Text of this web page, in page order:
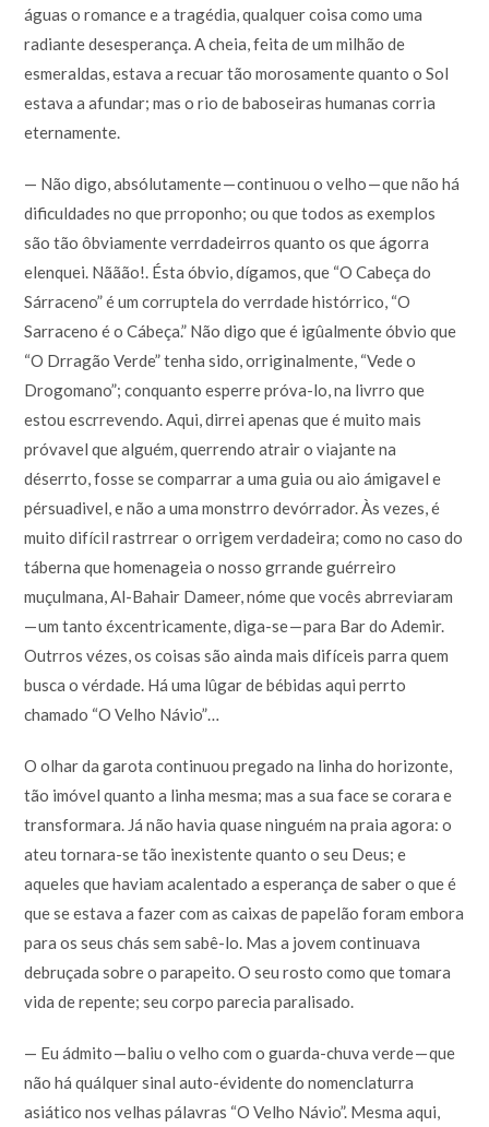
águas o romance e a tragédia, qualquer coisa como uma
radiante desesperança. A cheia, feita de um milhão de
esmeraldas, estava a recuar tão morosamente quanto o Sol
estava a afundar; mas o rio de baboseiras humanas corria
eternamente.
— Não digo, absólutamente — continuou o velho — que não há
dificuldades no que prroponho; ou que todos as exemplos
são tão ôbviamente verrdadeirros quanto os que ágorra
elenquei. Nããão!. Ésta óbvio, dígamos, que “O Cabeça do
Sárraceno” é um corruptela do verrdade histórrico, “O
Sarraceno é o Cábeça.” Não digo que é igûalmente óbvio que
“O Drragão Verde” tenha sido, orriginalmente, “Vede o
Drogomano”; conquanto esperre próva-lo, na livrro que
estou escrrevendo. Aqui, dirrei apenas que é muito mais
próvavel que alguém, querrendo atrair o viajante na
déserrto, fosse se comparrar a uma guia ou aio ámigavel e
pérsuadivel, e não a uma monstrro devórrador. Às vezes, é
muito difícil rastrrear o orrigem verdadeira; como no caso do
táberna que homenageia o nosso grrande guérreiro
muçulmana, Al-Bahair Dameer, nóme que vocês abrreviaram
— um tanto éxcentricamente, diga-se — para Bar do Ademir.
Outrros vézes, os coisas são ainda mais difíceis parra quem
busca o vérdade. Há uma lûgar de bébidas aqui perrto
chamado “O Velho Návio”…
O olhar da garota continuou pregado na linha do horizonte,
tão imóvel quanto a linha mesma; mas a sua face se corara e
transformara. Já não havia quase ninguém na praia agora: o
ateu tornara-se tão inexistente quanto o seu Deus; e
aqueles que haviam acalentado a esperança de saber o que é
que se estava a fazer com as caixas de papelão foram embora
para os seus chás sem sabê-lo. Mas a jovem continuava
debruçada sobre o parapeito. O seu rosto como que tomara
vida de repente; seu corpo parecia paralisado.
— Eu ádmito — baliu o velho com o guarda-chuva verde — que
não há quálquer sinal auto-évidente do nomenclaturra
asiático nos velhas pálavras “O Velho Návio”. Mesma aqui,